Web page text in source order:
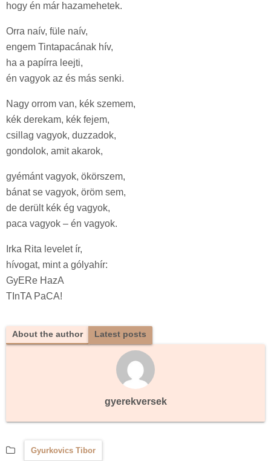
hogy én már hazamehetek.
Orra naív, füle naív,
engem Tintapacának hív,
ha a papírra leejti,
én vagyok az és más senki.
Nagy orrom van, kék szemem,
kék derekam, kék fejem,
csillag vagyok, duzzadok,
gondolok, amit akarok,
gyémánt vagyok, ökörszem,
bánat se vagyok, öröm sem,
de derült kék ég vagyok,
paca vagyok – én vagyok.
Irka Rita levelet ír,
hívogat, mint a gólyahír:
GyERe HazA
TInTA PaCA!
About the author Latest posts
gyerekversek
Gyurkovics Tibor